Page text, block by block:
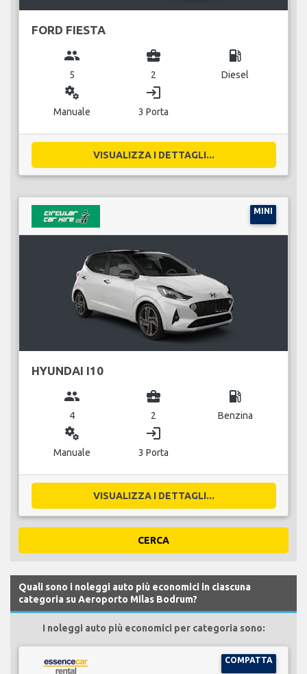
FORD FIESTA
group
5
business_center
2
local_gas_station
Diesel
miscellaneous_services
Manuale
login
3 Porta
VISUALIZZA I DETTAGLI...
MINI
HYUNDAI I10
group
4
business_center
2
local_gas_station
Benzina
miscellaneous_services
Manuale
login
3 Porta
VISUALIZZA I DETTAGLI...
CERCA
Quali sono i noleggi auto più economici in ciascuna
categoria su Aeroporto Milas Bodrum?
I noleggi auto più economici per categoria sono:
COMPATTA